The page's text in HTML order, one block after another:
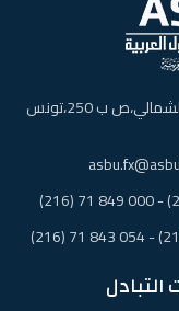
نهج سفيان الشعري،المركز العمراني الشمالي،ص ب 250،تونس